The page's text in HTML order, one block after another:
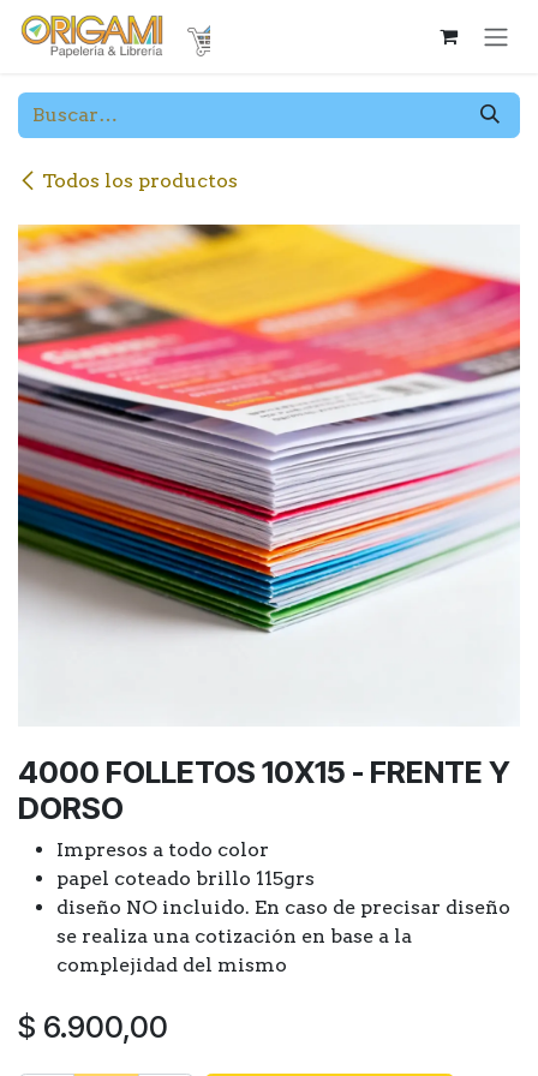
Ir al contenido
Todos los productos
4000 FOLLETOS 10X15 - FRENTE Y
DORSO
Impresos a todo color
papel coteado brillo 115grs
diseño NO incluido. En caso de precisar diseño
se realiza una cotización en base a la
complejidad del mismo
$ 6.900,00